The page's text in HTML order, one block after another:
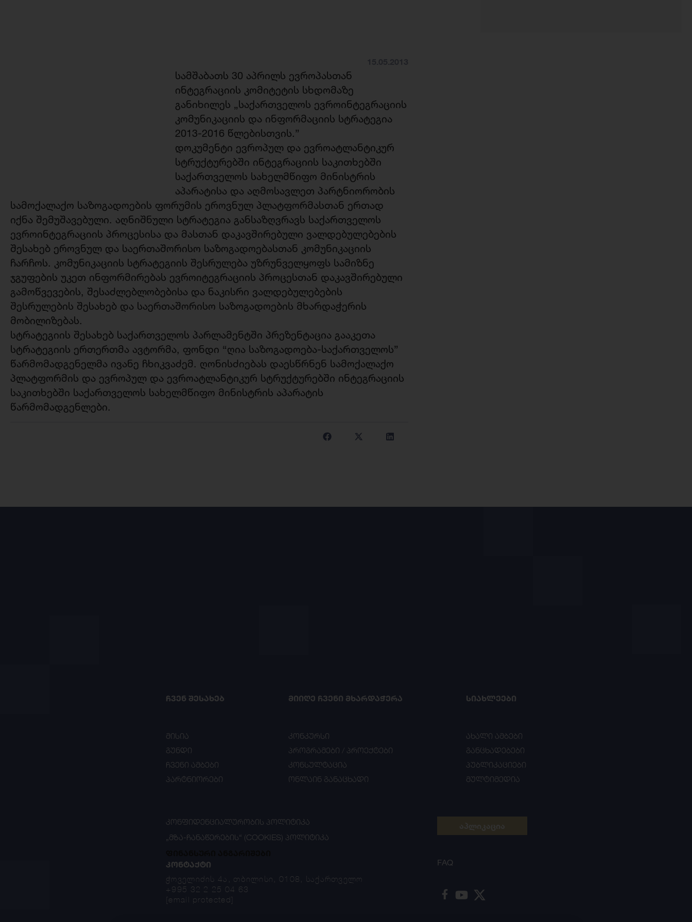
სამშაბათს 30 აპრილს ევროპასთან
ინტეგრაციის კომიტეტის სხდომაზე
განიხილეს „საქართველოს ევროინტეგრაციის
კომუნიკაციის და ინფორმაციის სტრატეგია
2013-2016 წლებისთვის.”
დოკუმენტი ევროპულ და ევროატლანტიკურ
სტრუქტურებში ინტეგრაციის საკითხებში
საქართველოს სახელმწიფო მინისტრის
აპარატისა და აღმოსავლეთ პარტნიორობის
სამოქალაქო საზოგადოების ფორუმის ეროვნულ პლატფორმასთან ერთად
იქნა შემუშავებული. აღნიშნული სტრატეგია განსაზღვრავს საქართველოს
ევროინტეგრაციის პროცესისა და მასთან დაკავშირებული ვალდებულებების
შესახებ ეროვნულ და საერთაშორისო საზოგადოებასთან კომუნიკაციის
ჩარჩოს. კომუნიკაციის სტრატეგიის შესრულება უზრუნველყოფს სამიზნე
ჯგუფების უკეთ ინფორმირებას ევროიტეგრაციის პროცესთან დაკავშირებული
გამოწვევების, შესაძლებლობებისა და ნაკისრი ვალდებულებების
შესრულების შესახებ და საერთაშორისო საზოგადოების მხარდაჭერის
მობილიზებას.
სტრატეგიის შესახებ საქართველოს პარლამენტში პრეზენტაცია გააკეთა
სტრატეგიის ერთერთმა ავტორმა, ფონდი “ღია საზოგადოება-საქართველოს”
წარმომადგენელმა ივანე ჩხიკვაძემ. ღონისძიებას დაესწრნენ სამოქალაქო
პლატფორმის და ევროპულ და ევროატლანტიკურ სტრუქტურებში ინტეგრაციის
საკითხებში საქართველოს სახელმწიფო მინისტრის აპარატის
წარმომადგენლები.
ᲩᲕᲔᲜ ᲨᲔᲡᲐᲮᲔᲑ
მისია
გუნდი
ჩვენი ამბები
პარტნიორები
ᲛᲘᲘᲦᲔ ᲩᲕᲔᲜᲘ ᲛᲮᲐᲠᲓᲐᲭᲔᲠᲐ
კონკურსი
პროგრამები / პროექტები
კონსულტაცია
ონლაინ განაცხადი
ᲡᲘᲐᲮᲚᲔᲔᲑᲘ
ახალი ამბები
განცხადებები
პუბლიკაციები
მულტიმედია
ᲙᲝᲜᲤᲘᲓᲔᲜᲪᲘᲐᲚᲣᲠᲝᲑᲘᲡ ᲞᲝᲚᲘᲢᲘᲙᲐ
„ᲛᲖᲐ-ᲩᲐᲜᲐᲬᲔᲠᲔᲑᲘᲡ“ (COOKIES) ᲞᲝᲚᲘᲢᲘᲙᲐ
ᲙᲝᲜᲢᲐᲥᲢᲘ
ჭოველიძის 4ა, თბილისი, 0108, საქართველო
+995 32 2 25 04 63
[email protected]
FAQ